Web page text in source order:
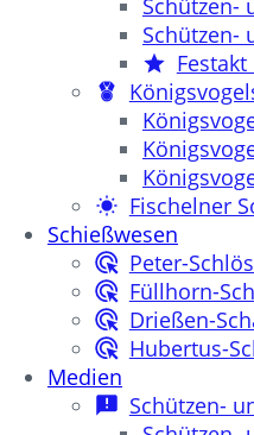
Schützen-
Schützen-
Fischelner
Schießwesen
Peter-
Füllhorn-
Drießen-
Hubertus-
Medien
Schützen-